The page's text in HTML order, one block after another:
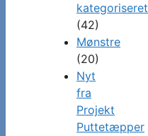
kategoriseret
(42)
Mønstre
(20)
Nyt
fra
Projekt
Puttetæpper